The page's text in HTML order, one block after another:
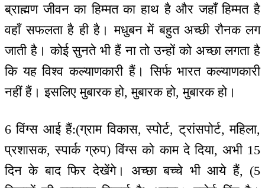
ब्राह्मण जीवन का हिम्मत का हाथ है और जहाँ हिम्मत है
वहाँ सफलता है ही है। मधुबन में बहुत अच्छी रौनक लग
जाती है। कोई सुनते भी हैं ना तो उन्हों को अच्छा लगता है
कि यह विश्व कल्याणकारी हैं। सिर्फ भारत कल्याणकारी
नहीं हैं। इसलिए मुबारक हो, मुबारक हो, मुबारक हो।
6 विंग्स आई हैं:(ग्राम विकास, स्पोर्ट, ट्रांसपोर्ट, महिला,
प्रशासक, स्पार्क ग्रुप) विंग्स को काम दे दिया, अभी 15
दिन के बाद फिर देखेंगे। अच्छा बच्चे भी आये हैं, (5